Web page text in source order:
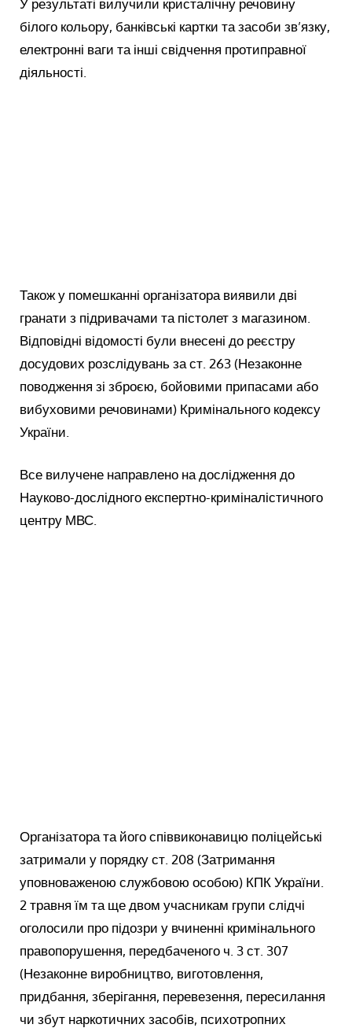
білого кольору, банківські картки та засоби зв’язку,
електронні ваги та інші свідчення протиправної
діяльності.
Також у помешканні організатора виявили дві
гранати з підривачами та пістолет з магазином.
Відповідні відомості були внесені до реєстру
досудових розслідувань за ст. 263 (Незаконне
поводження зі зброєю, бойовими припасами або
вибуховими речовинами) Кримінального кодексу
України.
Все вилучене направлено на дослідження до
Науково-дослідного експертно-криміналістичного
центру МВС.
Організатора та його співвиконавицю поліцейські
затримали у порядку ст. 208 (Затримання
уповноваженою службовою особою) КПК України.
2 травня їм та ще двом учасникам групи слідчі
оголосили про підозри у вчиненні кримінального
правопорушення, передбаченого ч. 3 ст. 307
(Незаконне виробництво, виготовлення,
придбання, зберігання, перевезення, пересилання
чи збут наркотичних засобів, психотропних